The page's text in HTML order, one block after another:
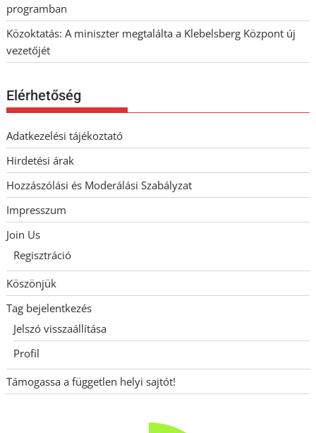
programban
Közoktatás: A miniszter megtalálta a Klebelsberg Központ új
vezetőjét
Elérhetőség
Adatkezelési tájékoztató
Hirdetési árak
Hozzászólási és Moderálási Szabályzat
Impresszum
Join Us
Regisztráció
Köszönjük
Tag bejelentkezés
Jelszó visszaállítása
Profil
Támogassa a független helyi sajtót!